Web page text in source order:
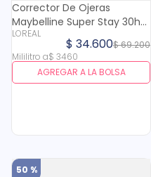
Corrector De Ojeras
Maybelline Super Stay 30h
N. 25 X 10 Ml
LOREAL
$69.200
$ 34.600
Mililitro a$ 3460
AGREGAR A LA BOLSA
50 %